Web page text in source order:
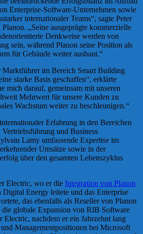
Enterprise-Software-Unternehmen sowie
internationaler Teams“, sagte Peter
„Seine ausgeprägte kommerzielle
Denkweise werden von
sein, während Planon seine Position als
für Gebäude weiter ausbaut.“
Marktführer im Bereich Smart Building
starke Basis geschaffen“, erklärte
mich darauf, gemeinsam mit unseren
Mehrwert für unsere Kunden zu
Wachstum weiter zu beschleunigen.“
Erfahrung in den Bereichen
und Business
Lamy umfassende Expertise im
Umsätze sowie in der
über den gesamten Lebenszyklus
Electric, wo er die Integration von Planon
Digital Energy leitete und das Enterprise
das ebenfalls als Reseller von Planon
globale Expansion von RIB Software
Electric, nachdem er ein Jahrzehnt lang
Managementpositionen bei Microsoft